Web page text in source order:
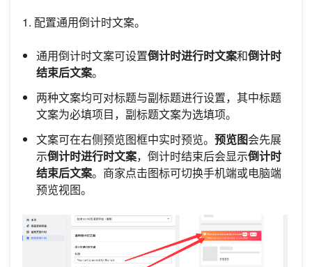
1. 配置通用倒计时文案。
通用倒计时文案可设置倒计时进行时文案和倒计时
结束后文案。
两种文案均可对标题与副标题进行设置，其中标题
文案为必填项目，副标题文案为选填项。
文案可在右侧预览图框中实时预览。 预览图会先展
示倒计时进行时文案，倒计时结束后会显示倒计时
结束后文案。商家点击图标可切换手机端或电脑端
预览视图。